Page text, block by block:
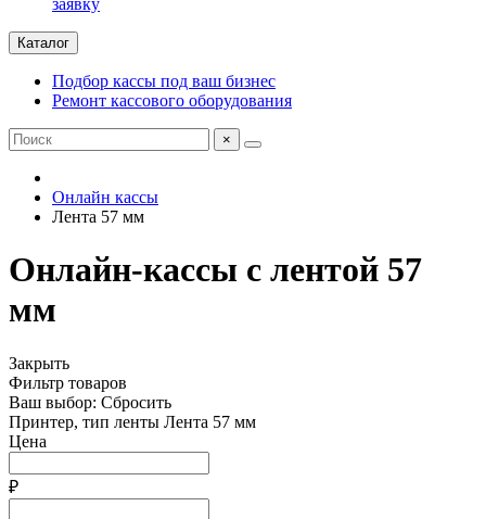
заявку
Каталог
Подбор кассы под ваш бизнес
Ремонт кассового оборудования
×
Онлайн кассы
Лента 57 мм
Онлайн-кассы с лентой 57
мм
Закрыть
Фильтр товаров
Ваш выбор: Сбросить
Принтер, тип ленты Лента 57 мм
Цена
₽